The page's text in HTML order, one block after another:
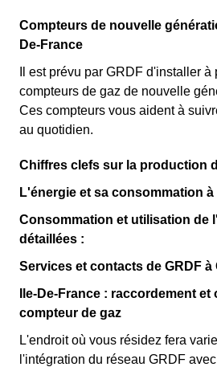
Compteurs de nouvelle
De-France
Il est prévu par GRDF d'installer
compteurs de gaz de nouvelle
Ces compteurs vous aident à
au quotidien.
Chiffres clefs sur la production
L'énergie et sa consommation
Consommation et utilisation de
détaillées :
Services et contacts de GRDF à
Ile-De-France : raccordement
compteur de gaz
L'endroit où vous résidez fera
l'intégration du réseau GRDF